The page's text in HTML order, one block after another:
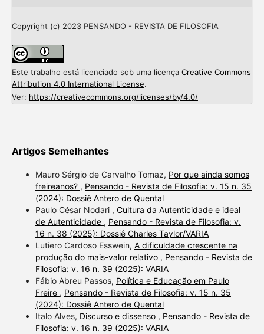
Copyright (c) 2023 PENSANDO - REVISTA DE FILOSOFIA
Este trabalho está licenciado sob uma licença Creative Commons
Attribution 4.0 International License.
Ver: https://creativecommons.org/licenses/by/4.0/
Artigos Semelhantes
Mauro Sérgio de Carvalho Tomaz, Por que ainda somos
freireanos? , Pensando - Revista de Filosofia: v. 15 n. 35
(2024): Dossiê Antero de Quental
Paulo César Nodari , Cultura da Autenticidade e ideal
de Autenticidade , Pensando - Revista de Filosofia: v.
16 n. 38 (2025): Dossiê Charles Taylor/VARIA
Lutiero Cardoso Esswein, A dificuldade crescente na
produção do mais-valor relativo , Pensando - Revista de
Filosofia: v. 16 n. 39 (2025): VARIA
Fábio Abreu Passos, Política e Educação em Paulo
Freire , Pensando - Revista de Filosofia: v. 15 n. 35
(2024): Dossiê Antero de Quental
Italo Alves, Discurso e dissenso , Pensando - Revista de
Filosofia: v. 16 n. 39 (2025): VARIA